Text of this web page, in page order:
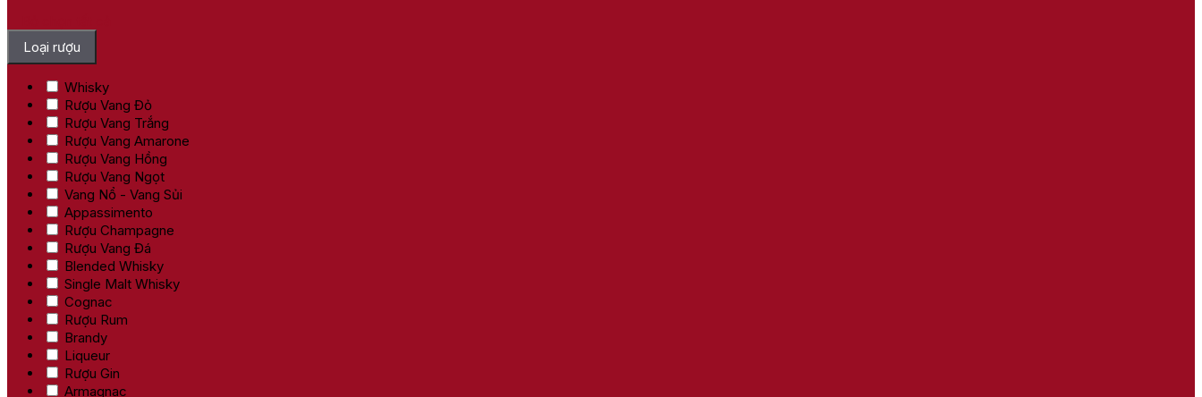
Loại rượu
Whisky
Rượu Vang Đỏ
Rượu Vang Trắng
Rượu Vang Amarone
Rượu Vang Hồng
Rượu Vang Ngọt
Vang Nổ - Vang Sủi
Appassimento
Rượu Champagne
Rượu Vang Đá
Blended Whisky
Single Malt Whisky
Cognac
Rượu Rum
Brandy
Liqueur
Rượu Gin
Armagnac